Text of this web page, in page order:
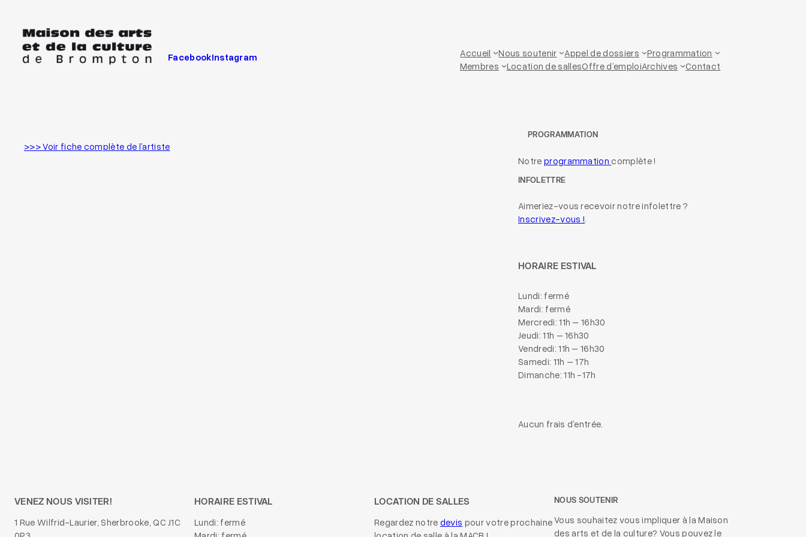
contenu
FacebookInstagram Accueil Nous soutenir Appel de dossiers
Programmation
Membres
Location de sallesOffre d’emploiArchives Contact
>>> Voir fiche complète de l’artiste
PROGRAMMATION
Notre programmation complète !
INFOLETTRE
Aimeriez-vous recevoir notre infolettre ?
Inscrivez-vous !.
HORAIRE ESTIVAL
Lundi: fermé
Mardi: fermé
Mercredi: 11h – 16h30
Jeudi: 11h – 16h30
Vendredi: 11h – 16h30
Samedi: 11h – 17h
Dimanche: 11h -17h
Aucun frais d’entrée.
VENEZ NOUS VISITER!
1 Rue Wilfrid-Laurier, Sherbrooke, QC J1C
HORAIRE ESTIVAL
Lundi: fermé
LOCATION DE SALLES
Regardez notre devis pour votre prochaine
NOUS SOUTENIR
Vous souhaitez vous impliquer à la Maison
des arts et de la culture? Vous pouvez le